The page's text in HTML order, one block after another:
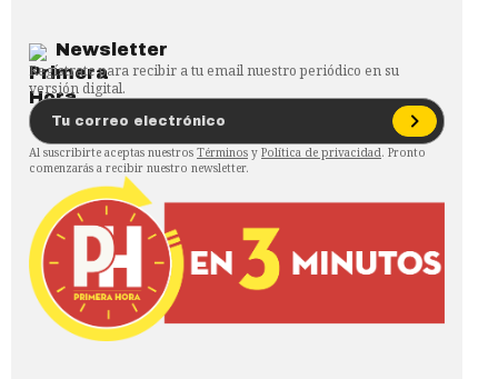
Newsletter
Regístrate para recibir a tu email nuestro periódico en su
versión digital.
Al suscribirte aceptas nuestros Términos y Política de privacidad. Pronto
comenzarás a recibir nuestro newsletter.